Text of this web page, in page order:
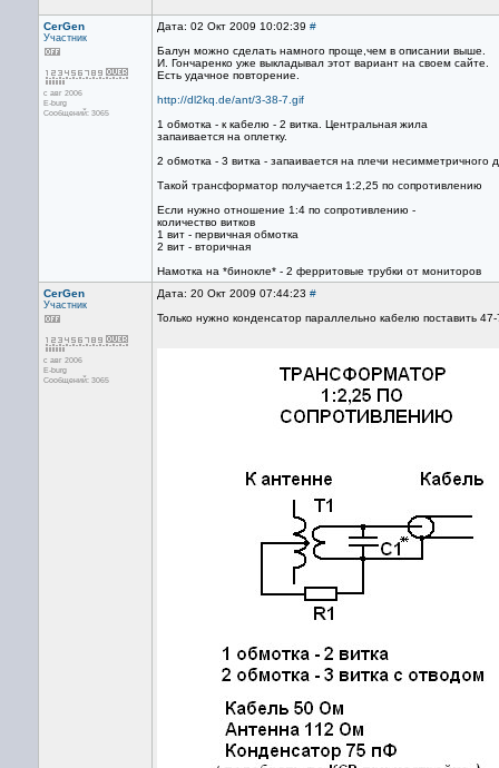
CerGen
Участник
с авг 2006
E-burg
Сообщений: 3065
Дата: 02 Окт 2009 10:02:39 #
Балун можно сделать намного проще,чем в описании выше.
И. Гончаренко уже выкладывал этот вариант на своем сайте.
Есть удачное повторение.
http://dl2kq.de/ant/3-38-7.gif
1 обмотка - к кабелю - 2 витка. Центральная жила
запаивается на оплетку.
2 обмотка - 3 витка - запаивается на плечи несимметричного
Такой трансформатор получается 1:2,25 по сопротивлению
Если нужно отношение 1:4 по сопротивлению -
количество витков
1 вит - первичная обмотка
2 вит - вторичная
Намотка на *бинокле* - 2 ферритовые трубки от мониторов
CerGen
Участник
с авг 2006
E-burg
Сообщений: 3065
Дата: 20 Окт 2009 07:44:23 #
Только нужно конденсатор параллельно кабелю поставить